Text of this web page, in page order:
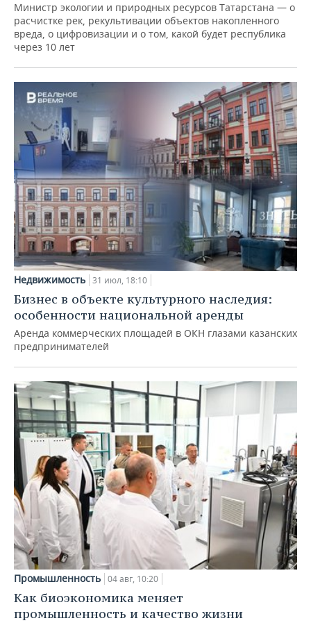
Министр экологии и природных ресурсов Татарстана — о
расчистке рек, рекультивации объектов накопленного
вреда, о цифровизации и о том, какой будет республика
через 10 лет
Недвижимость 31 июл, 18:10
Бизнес в объекте культурного наследия:
особенности национальной аренды
Аренда коммерческих площадей в ОКН глазами казанских
предпринимателей
Промышленность 04 авг, 10:20
Как биоэкономика меняет
промышленность и качество жизни